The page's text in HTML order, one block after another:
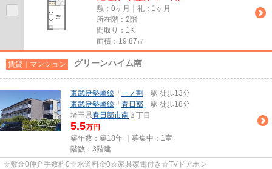
敷：0ヶ月｜礼：1ヶ月
所在階：2階
間取り：1K
面積：19.87㎡
賃貸｜マンション グリーンハイム南
東武伊勢崎線 「 一ノ割 」駅 徒歩13分
東武伊勢崎線 「 春日部 」駅 徒歩18分
埼玉県春日部市南 ３丁目
5.5万円
築年数：築18年 ｜募集中： 1室
階数：3階建
☆敷金0仲介手数料0☆水道料金0☆家具家電付き☆TVドアホン